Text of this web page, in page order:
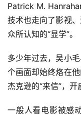
Patrick M.
技术也走向了影视
众所认知的“显学”。
多少年过去，吴小
个画面却始终烙在
杰克逊的“来信”，
一般人看电影被感